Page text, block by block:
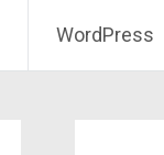
WordPress